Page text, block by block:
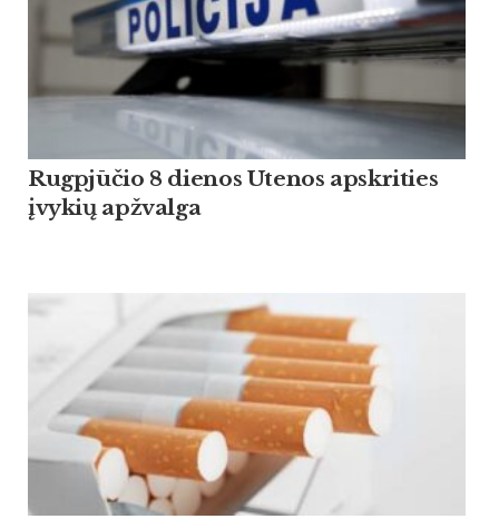
Rugpjūčio 8 dienos Utenos apskrities
įvykių apžvalga